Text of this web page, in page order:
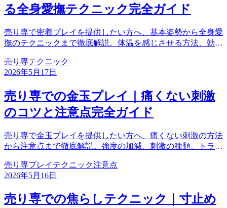
る全身愛撫テクニック完全ガイド
売り専で密着プレイを提供したい方へ、基本姿勢から全身愛
撫のテクニックまで徹底解説。体温を感じさせる方法、効果
触でお客様と深く繋がる方法を身につけましょう。
売り専テクニック
2026年5月17日
売り専での金玉プレイ｜痛くない刺激
のコツと注意点完全ガイド
売り専で金玉プレイを提供したい方へ、痛くない刺激の方法
から注意点まで徹底解説。強度の加減、刺激の種類、トラブ
ニックを身につけましょう。
売り専プレイ テクニック注意点
2026年5月16日
売り専での焦らしテクニック｜寸止め